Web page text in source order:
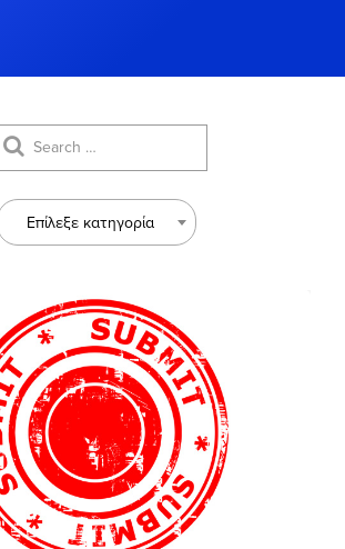
Επίλεξε κατηγορία